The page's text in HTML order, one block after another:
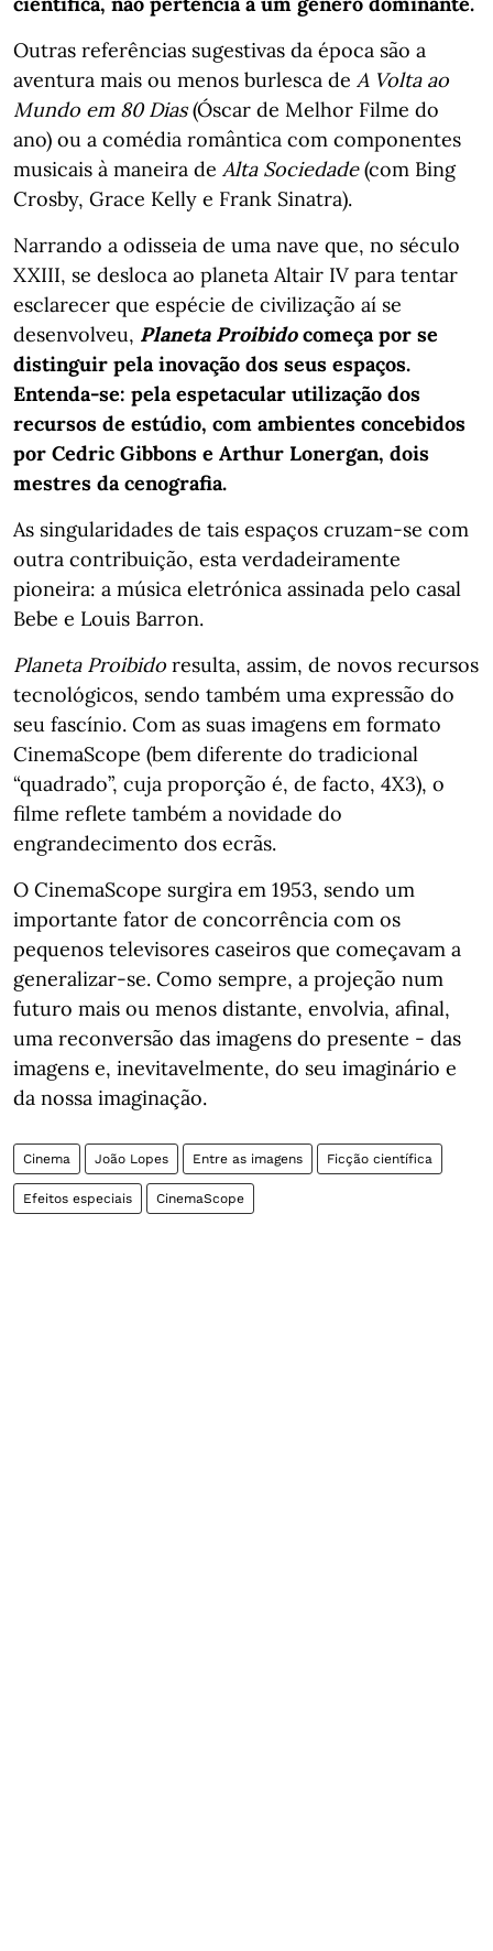
Outras referências sugestivas da época são a
aventura mais ou menos burlesca de A Volta ao
Mundo em 80 Dias(Óscar de Melhor Filme do
ano) ou a comédia romântica com componentes
musicais à maneira de Alta Sociedade(com Bing
Crosby, Grace Kelly e Frank Sinatra).
Narrando a odisseia de uma nave que, no século
XXIII, se desloca ao planeta Altair IV para tentar
esclarecer que espécie de civilização aí se
desenvolveu, Planeta Proibidocomeça por se
distinguir pela inovação dos seus espaços.
Entenda-se: pela espetacular utilização dos
recursos de estúdio, com ambientes concebidos
por Cedric Gibbons e Arthur Lonergan, dois
mestres da cenografia.
As singularidades de tais espaços cruzam-se com
outra contribuição, esta verdadeiramente
pioneira: a música eletrónica assinada pelo casal
Bebe e Louis Barron.
Planeta Proibido resulta, assim, de novos recursos
tecnológicos, sendo também uma expressão do
seu fascínio. Com as suas imagens em formato
CinemaScope (bem diferente do tradicional
“quadrado”, cuja proporção é, de facto, 4X3), o
filme reflete também a novidade do
engrandecimento dos ecrãs.
O CinemaScope surgira em 1953, sendo um
importante fator de concorrência com os
pequenos televisores caseiros que começavam a
generalizar-se. Como sempre, a projeção num
futuro mais ou menos distante, envolvia, afinal,
uma reconversão das imagens do presente - das
imagens e, inevitavelmente, do seu imaginário e
da nossa imaginação.
Cinema João Lopes Entre as imagens Ficção científica
Efeitos especiais CinemaScope